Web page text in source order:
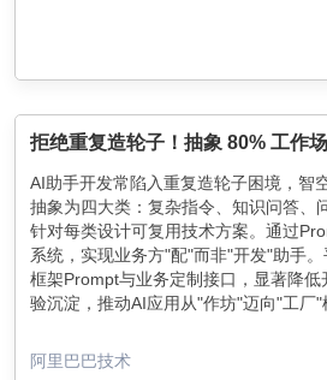
AI助手开发常陷入重复造轮子困境，智
抽象为四大类：复杂指令、知识问答、
针对每类设计可复用技术方案。通过
系统，实现业务方"配"而非"开发"助手
框架Prompt与业务定制接口，显著降
验沉淀，推动AI应用从"作坊"迈向"工厂"
阿里巴巴技术